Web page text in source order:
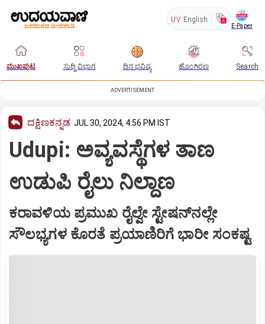
UV English
E-Paper
ಮುಖಪುಟ ಸುದ್ದಿ ವಿಭಾಗ ದಿನ ಭವಿಷ್ಯ ಹೊಂಗಿರಣ Search
ADVERTISEMENT
ದಕ್ಷಿಣಕನ್ನಡ JUL 30, 2024, 4:56 PM IST
Udupi: ಅವ್ಯವಸ್ಥೆಗಳ ತಾಣ
ಉಡುಪಿ ರೈಲು ನಿಲ್ದಾಣ
ಕರಾವಳಿಯ ಪ್ರಮುಖ ರೈಲ್ವೇ ಸ್ಟೇಷನ್‌ನಲ್ಲೇ
ಸೌಲಭ್ಯಗಳ ಕೊರತೆ ಪ್ರಯಾಣಿರಿಗೆ ಭಾರೀ ಸಂಕಷ್ಟ